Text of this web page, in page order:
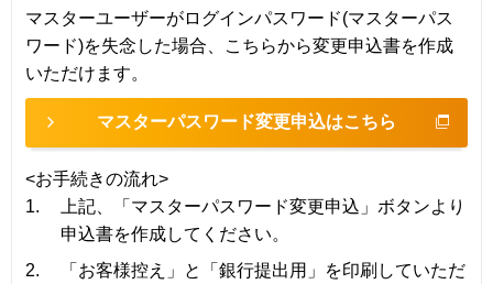
マスターユーザーがログインパスワード(マスターパス
ワード)を失念した場合、こちらから変更申込書を作成
いただけます。
マスターパスワード変更申込はこちら
<お手続きの流れ>
1.
上記、「マスターパスワード変更申込」ボタンより
申込書を作成してください。
2.
「お客様控え」と「銀行提出用」を印刷していただ